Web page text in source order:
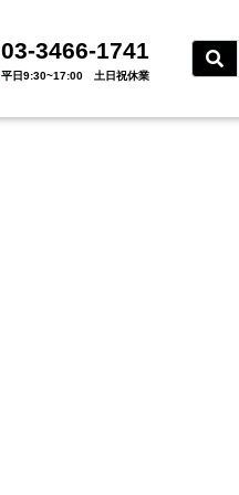
03-3466-1741
平⽇9:30~17:00 ⼟⽇祝休業